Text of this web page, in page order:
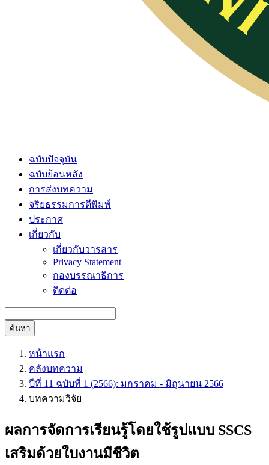
ฉบับปัจจุบัน
ฉบับย้อนหลัง
การส่งบทความ
จริยธรรมการตีพิมพ์
ประกาศ
เกี่ยวกับ
เกี่ยวกับวารสาร
Privacy Statement
กองบรรณาธิการ
ติดต่อ
ค้นหา
หน้าแรก
คลังบทความ
ปีที่ 11 ฉบับที่ 1 (2566): มกราคม - มิถุนายน 2566
บทความวิจัย
ผลการจัดการเรียนรู้โดยใช้รูปแบบ SSCS
เสริมด้วยใบงานมีชีวิต